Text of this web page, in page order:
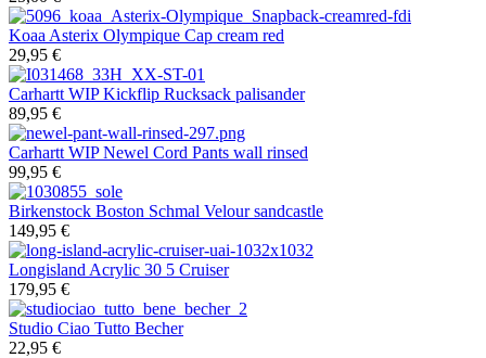
Koaa Asterix Olympique Cap cream red
29,95 €
Carhartt WIPKickflip Rucksack palisander
89,95 €
Carhartt WIPNewel Cord Pants wall rinsed
99,95 €
Birkenstock Boston Schmal Velour sandcastle
149,95 €
Longisland Acrylic 30 5 Cruiser
179,95 €
Studio Ciao Tutto Becher
22,95 €